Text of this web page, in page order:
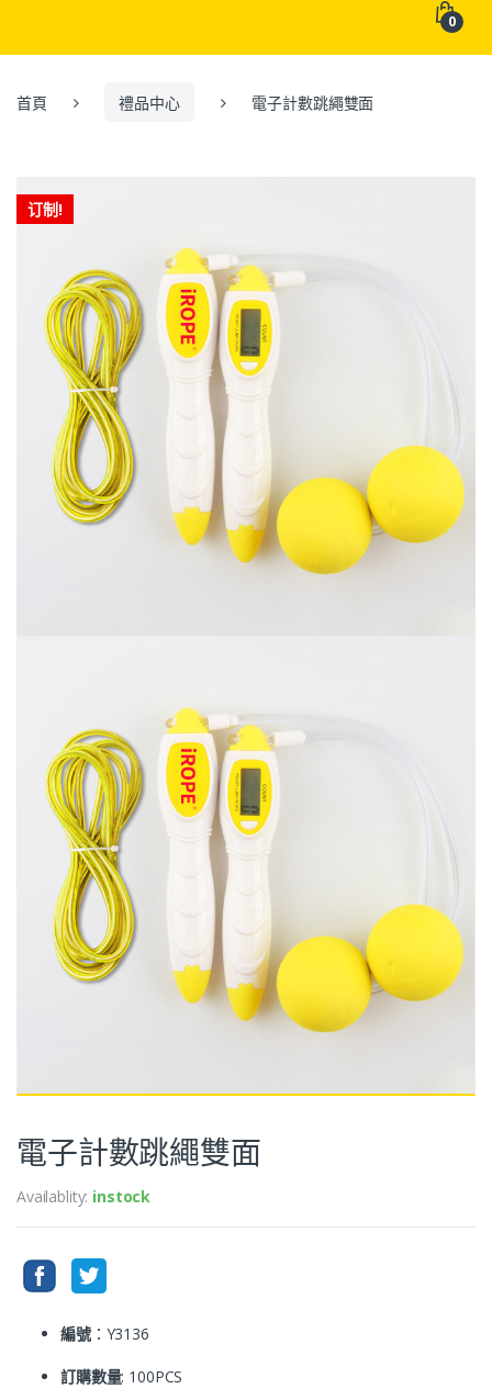
0
首頁 禮品中心 電子計數跳繩雙面
订制!
電子計數跳繩雙面
Availablity: instock
編號：Y3136
訂購數量: 100PCS